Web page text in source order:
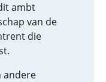
ambt
van de
die
andere